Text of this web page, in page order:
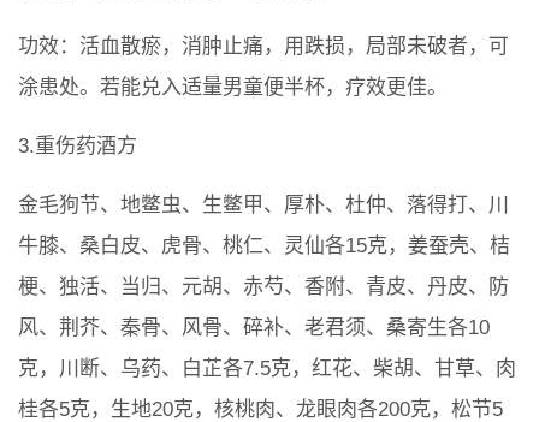
功效：活血散瘀，消肿止痛，用跌损，局部未破者，可
涂患处。若能兑入适量男童便半杯，疗效更佳。
3.重伤药酒方
金毛狗节、地鳖虫、生鳖甲、厚朴、杜仲、落得打、川
牛膝、桑白皮、虎骨、桃仁、灵仙各15克，姜蚕壳、桔
梗、独活、当归、元胡、赤芍、香附、青皮、丹皮、防
风、荆芥、秦骨、风骨、碎补、老君须、桑寄生各10
克，川断、乌药、白芷各7.5克，红花、柴胡、甘草、肉
桂各5克，生地20克，核桃肉、龙眼肉各200克，松节5